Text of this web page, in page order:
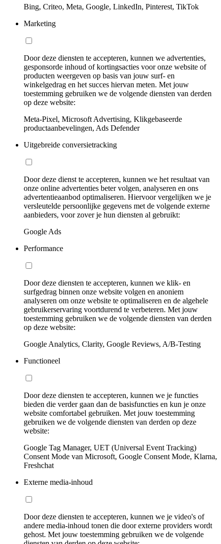
Bing, Criteo, Meta, Google, LinkedIn, Pinterest, TikTok
Marketing
Door deze diensten te accepteren, kunnen we advertenties,
gesponsorde inhoud of kortingsacties voor onze website of
producten weergeven op basis van jouw surf- en
winkelgedrag en het succes hiervan meten. Met jouw
toestemming gebruiken we de volgende diensten van derden
op deze website:
Meta-Pixel, Microsoft Advertising, Klikgebaseerde
productaanbevelingen, Ads Defender
Uitgebreide conversietracking
Door deze dienst te accepteren, kunnen we het resultaat van
onze online advertenties beter volgen, analyseren en ons
advertentieaanbod optimaliseren. Hiervoor vergelijken we je
versleutelde persoonlijke gegevens met de volgende externe
aanbieders, voor zover je hun diensten al gebruikt:
Google Ads
Performance
Door deze diensten te accepteren, kunnen we klik- en
surfgedrag binnen onze website volgen en anoniem
analyseren om onze website te optimaliseren en de algehele
gebruikerservaring voortdurend te verbeteren. Met jouw
toestemming gebruiken we de volgende diensten van derden
op deze website:
Google Analytics, Clarity, Google Reviews, A/B-Testing
Functioneel
Door deze diensten te accepteren, kunnen we je functies
bieden die verder gaan dan de basisfuncties en kun je onze
website comfortabel gebruiken. Met jouw toestemming
gebruiken we de volgende diensten van derden op deze
website:
Google Tag Manager, UET (Universal Event Tracking)
Consent Mode van Microsoft, Google Consent Mode, Klarna,
Freshchat
Externe media-inhoud
Door deze diensten te accepteren, kunnen we je video's of
andere media-inhoud tonen die door externe providers wordt
gehost. Met jouw toestemming gebruiken we de volgende